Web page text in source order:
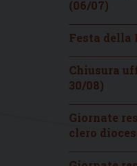
(06/07)
Festa della
Chiusura
30/08)
Giornate
clero